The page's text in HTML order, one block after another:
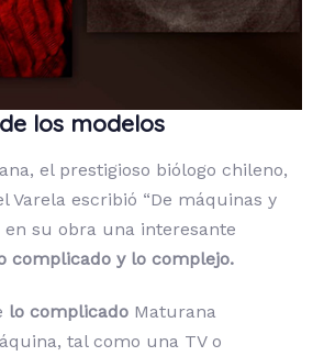
los modelos
el prestigioso biólogo chileno,
Varela escribió “De máquinas y
en su obra una interesante
complicado y lo complejo.
lo complicado Maturana
tal como una TV o